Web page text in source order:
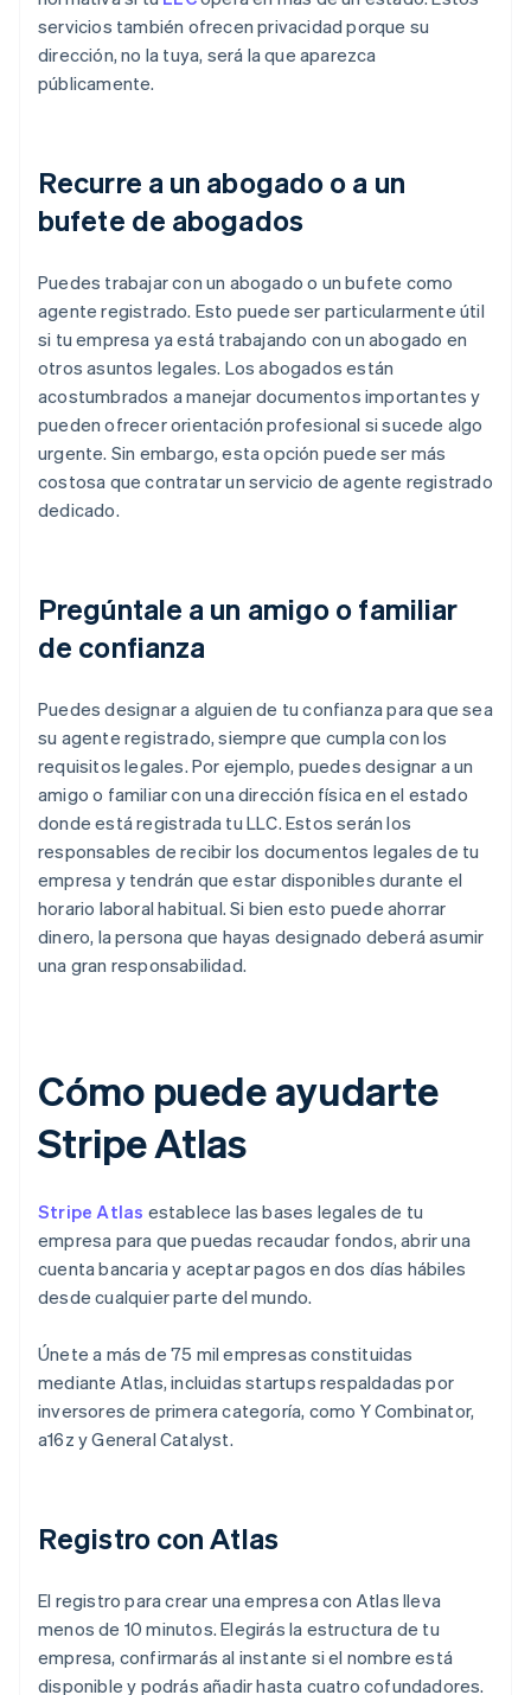
servicios también ofrecen privacidad porque su
dirección, no la tuya, será la que aparezca
públicamente.
Recurre a un abogado o a un
bufete de abogados
Puedes trabajar con un abogado o un bufete como
agente registrado. Esto puede ser particularmente útil
si tu empresa ya está trabajando con un abogado en
otros asuntos legales. Los abogados están
acostumbrados a manejar documentos importantes y
pueden ofrecer orientación profesional si sucede algo
urgente. Sin embargo, esta opción puede ser más
costosa que contratar un servicio de agente registrado
dedicado.
Pregúntale a un amigo o familiar
de confianza
Puedes designar a alguien de tu confianza para que sea
su agente registrado, siempre que cumpla con los
requisitos legales. Por ejemplo, puedes designar a un
amigo o familiar con una dirección física en el estado
donde está registrada tu LLC. Estos serán los
responsables de recibir los documentos legales de tu
empresa y tendrán que estar disponibles durante el
horario laboral habitual. Si bien esto puede ahorrar
dinero, la persona que hayas designado deberá asumir
una gran responsabilidad.
Cómo puede ayudarte
Stripe Atlas
Stripe Atlas establece las bases legales de tu
empresa para que puedas recaudar fondos, abrir una
cuenta bancaria y aceptar pagos en dos días hábiles
desde cualquier parte del mundo.
Únete a más de 75 mil empresas constituidas
mediante Atlas, incluidas startups respaldadas por
inversores de primera categoría, como Y Combinator,
a16z y General Catalyst.
Registro con Atlas
El registro para crear una empresa con Atlas lleva
menos de 10 minutos. Elegirás la estructura de tu
empresa, confirmarás al instante si el nombre está
disponible y podrás añadir hasta cuatro cofundadores.